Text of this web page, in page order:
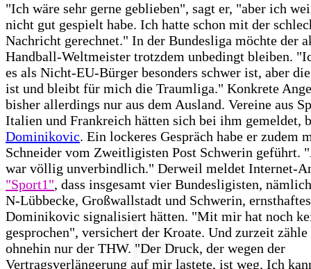
"Ich wäre sehr gerne geblieben", sagt er, "aber ich
nicht gut gespielt habe. Ich hatte schon mit der
Nachricht gerechnet." In der Bundesliga möchte der
Handball-Weltmeister trotzdem unbedingt bleiben.
es als Nicht-EU-Bürger besonders schwer ist, aber
ist und bleibt für mich die Traumliga." Konkrete
bisher allerdings nur aus dem Ausland. Vereine aus
Italien und Frankreich hätten sich bei ihm gemeldet,
Dominikovic. Ein lockeres Gespräch habe er zudem
Schneider vom Zweitligisten Post Schwerin geführt.
war völlig unverbindlich." Derweil meldet Internet-
"Sport1", dass insgesamt vier Bundesligisten,
N-Lübbecke, Großwallstadt und Schwerin,
Dominikovic signalisiert hätten. "Mit mir hat noch
gesprochen", versichert der Kroate. Und zurzeit
ohnehin nur der THW. "Der Druck, der wegen der
Vertragsverlängerung auf mir lastete, ist weg. Ich